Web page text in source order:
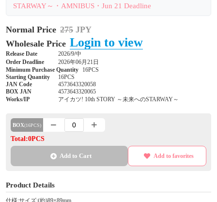
STARWAY～・AMNIBUS・Jun 21 Deadline
Normal Price 275 JPY
Wholesale Price Login to view
Release Date
2026/9/中
Order Deadline
2026年06月21日
Minimum Purchase Quantity
16PCS
Starting Quantity
16PCS
JAN Code
4573643320058
BOX JAN
4573643320065
Works/IP
アイカツ! 10th STORY ～未来へのSTARWAY～
BOX(16PCS)
Total:0PCS
Add to Cart Add to favorites
Product Details
仕様:サイズ:(約)89×89mm